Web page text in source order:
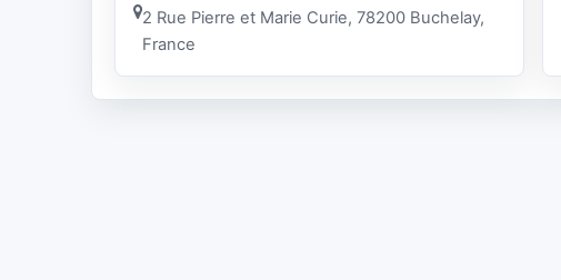
2 Rue Pierre et Marie Curie, 78200 Buchelay,
France